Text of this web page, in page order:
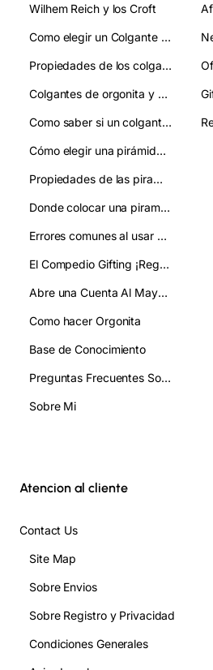
Wilhem Reich y los Croft
Como elegir un Colgante de Orgonita:guia clara para acertar en tu eleccion
Propiedades de los colgantes de orgonita
Colgantes de orgonita y chakras: qué relación tienen
Como saber si un colgante de orgonita es autentico y evitar imitaciones
Cómo elegir una pirámide de orgonita:guía práctica y clara
Propiedades de las piramides de orgonita:como se usan
Donde colocar una piramide de orgonita:mejora tu ambiente y bienestar
Errores comunes al usar pirámides de orgonita y cómo evitarlos
El Compedio Gifting ¡Regala!
Abre una Cuenta Al Mayor/ Gifting
Como hacer Orgonita
Base de Conocimiento
Preguntas Frecuentes Sobre Orgonita FAQ
Sobre Mi
Atencion al cliente
Contact Us
Site Map
Sobre Envios
Sobre Registro y Privacidad
Condiciones Generales